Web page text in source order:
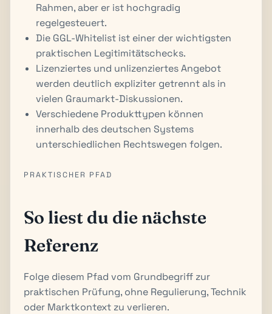
Rahmen, aber er ist hochgradig
regelgesteuert.
Die GGL-Whitelist ist einer der wichtigsten
praktischen Legitimitätschecks.
Lizenziertes und unlizenziertes Angebot
werden deutlich expliziter getrennt als in
vielen Graumarkt-Diskussionen.
Verschiedene Produkttypen können
innerhalb des deutschen Systems
unterschiedlichen Rechtswegen folgen.
PRAKTISCHER PFAD
So liest du die nächste
Referenz
Folge diesem Pfad vom Grundbegriff zur
praktischen Prüfung, ohne Regulierung, Technik
oder Marktkontext zu verlieren.